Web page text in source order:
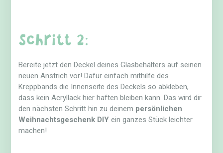
Schritt 2:
Bereite jetzt den Deckel deines Glasbehälters auf seinen
neuen Anstrich vor! Dafür einfach mithilfe des
Kreppbands die Innenseite des Deckels so abkleben,
dass kein Acryllack hier haften bleiben kann. Das wird dir
den nächsten Schritt hin zu deinem persönlichen
Weihnachtsgeschenk DIY ein ganzes Stück leichter
machen!